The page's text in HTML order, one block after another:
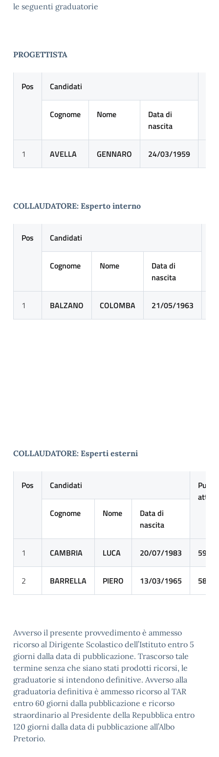
le seguenti graduatorie
PROGETTISTA
Pos Candidati
Cognome
Nome
Data di
nascita
1 AVELLA GENNARO 24/03/1959
COLLAUDATORE: Esperto interno
Pos Candidati
Cognome
Nome
Data di
nascita
1 BALZANO COLOMBA 21/05/1963
COLLAUDATORE: Esperti esterni
Pos Candidati
Cognome
Nome
Data di
nascita
1 CAMBRIA LUCA 20/07/1983 59
2 BARRELLA PIERO 13/03/1965 58
Avverso il presente provvedimento è ammesso
ricorso al Dirigente Scolastico dell’Istituto entro 5
giorni dalla data di pubblicazione. Trascorso tale
termine senza che siano stati prodotti ricorsi, le
graduatorie si intendono definitive. Avverso alla
graduatoria definitiva è ammesso ricorso al TAR
entro 60 giorni dalla pubblicazione e ricorso
straordinario al Presidente della Repubblica entro
120 giorni dalla data di pubblicazione all’Albo
Pretorio.